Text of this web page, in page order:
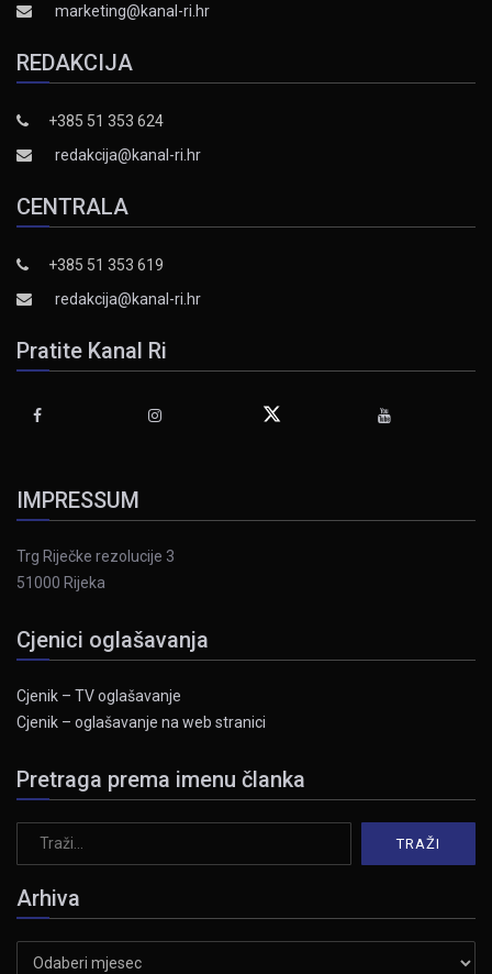
marketing@kanal-ri.hr
REDAKCIJA
+385 51 353 624
redakcija@kanal-ri.hr
CENTRALA
+385 51 353 619
redakcija@kanal-ri.hr
Pratite Kanal Ri
IMPRESSUM
Trg Riječke rezolucije 3
51000 Rijeka
Cjenici oglašavanja
Cjenik – TV oglašavanje
Cjenik – oglašavanje na web stranici
Pretraga prema imenu članka
Arhiva